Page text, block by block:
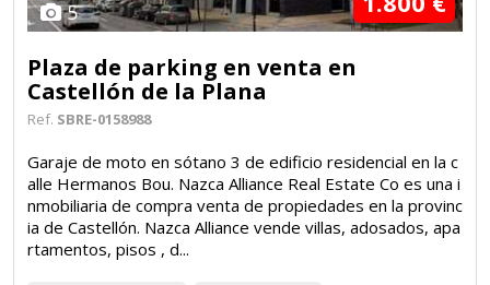
5
Plaza de parking en venta en
Castellón de la Plana
Ref. SBRE-0158988
Garaje de moto en sótano 3 de edificio residencial en la c
alle Hermanos Bou. Nazca Alliance Real Estate Co es una i
nmobiliaria de compra venta de propiedades en la provinc
ia de Castellón. Nazca Alliance vende villas, adosados, apa
rtamentos, pisos , d...